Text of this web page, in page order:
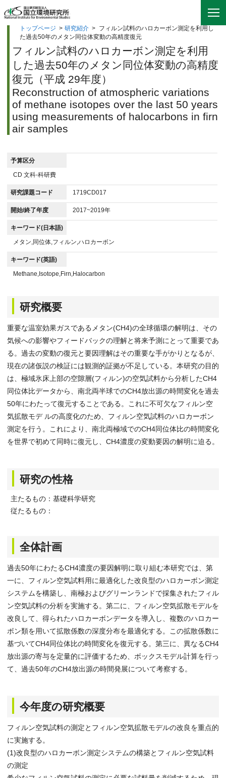
トップページ > 研究紹介 > フィルン試料のハロカーボン測定を利用し
た過去50年のメタン同位体変動の高精度復元
フィルン試料のハロカーボン測定を利用
した過去50年のメタン同位体変動の高精度
復元（平成 29年度）
Reconstruction of atmospheric variations
of methane isotopes over the last 50 years
using measurements of halocarbons in firn
air samples
予算区分
CD 文科-科研費
研究課題コード 1719CD017
開始/終了年度 2017~2019年
キーワード(日本語)
メタン,同位体,フィルン,ハロカーボン
キーワード(英語)
Methane,Isotope,Firn,Halocarbon
研究概要
重要な温室効果ガスであるメタン(CH4)の全球循環の解明は、その
気候への影響やフィードバックの理解と将来予測にとって重要であ
る。過去の変動の復元と要因理解はその重要な手がかりとなるが、
現在の諸仮説の検証には観測的証拠が不足している。本研究の目的
は、極域氷床上部の空隙層(フィルン)の空気試料から分析したCH4
同位体比データから、南北両半球でのCH4放出源の時間変化を過去
50年にわたって復元することである。これに不可欠なフィルン空
気拡散モデ ルの高度化のため、フィルン空気試料のハロカーボン
測定を行う。これにより、南北両極域でのCH4同位体比の時間変化
を世界で初めて同時に復元し、CH4濃度の変動要因の解明に迫る。
研究の性格
主たるもの：基礎科学研究
従たるもの：
全体計画
過去50年にわたるCH4濃度の要因解明に取り組む本研究では、第
一に、フィルン空気試料用に最適化した改良型のハロカーボン測定
システムを構築し、南極およびグリーンランドで採集されたフィル
ン空気試料の分析を実施する。第二に、フィルン空気拡散モデルを
改良して、得られたハロカーボンデータを導入し、複数のハロカー
ボン類を用いて拡散係数の深度分布を最適化する。この拡散係数に
基づいてCH4同位体比の時間変化を復元する。第三に、異なるCH4
放出源の寄与を定量的に評価するため、ボックスモデル計算を行っ
て、過去50年のCH4放出源の時間発展について考察する。
今年度の研究概要
フィルン空気試料の測定とフィルン空気拡散モデルの改良を重点的
に実施する。
(1)改良型のハロカーボン測定システムの構築とフィルン空気試料
の測定